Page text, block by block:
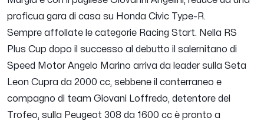
proficua gara di casa su Honda Civic Type-R.
Sempre affollate le categorie Racing Start. Nella RS
Plus Cup dopo il successo al debutto il salernitano di
Speed Motor Angelo Marino arriva da leader sulla Seta
Leon Cupra da 2000 cc, sebbene il conterraneo e
compagno di team Giovani Loffredo, detentore del
Trofeo, sulla Peugeot 308 da 1600 cc è pronto a